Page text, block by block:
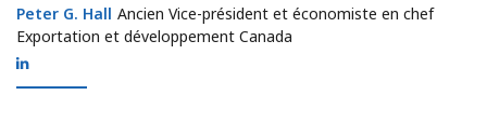
Peter G. Hall
Peter G. Hall Ancien Vice-président et économiste en chef
Exportation et développement Canada